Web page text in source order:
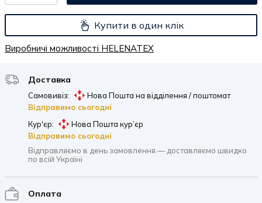
Купити в один клік
Виробничі можливості HELENATEX
Доставка
Самовивіз:
Нова Пошта на відділення / поштомат
Відправимо сьогодні
Кур'єр:
Нова Пошта кур’єр
Відправимо сьогодні
Відправляємо в день замовлення — доставляємо швидко
по всій Україні
Оплата